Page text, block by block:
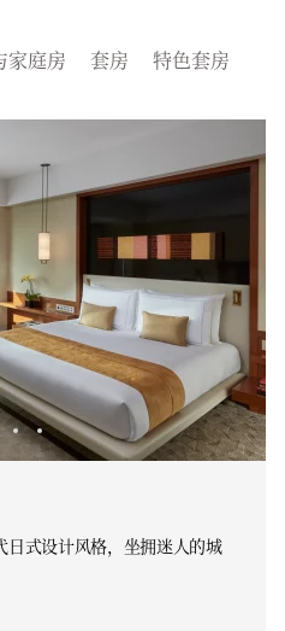
家庭房 套房 特色套房
式设计风格，坐拥迷人的城